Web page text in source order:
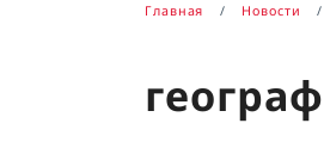
Главная Новости